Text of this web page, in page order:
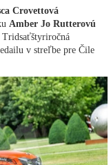
Crovettová
Amber Jo Rutterovú
. Tridsaťštyriročná
v streľbe pre Čile